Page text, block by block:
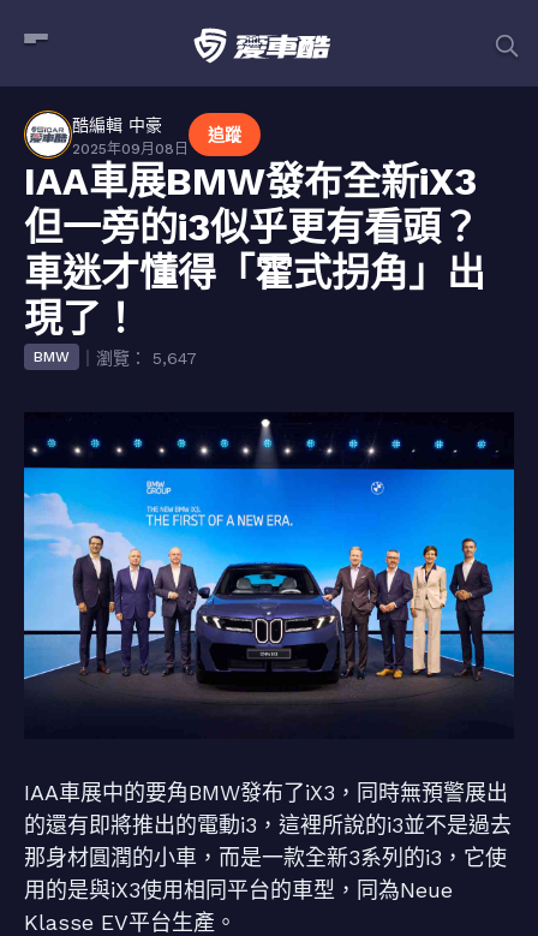
酷編輯 中豪
2025年09月08日
追蹤
IAA車展BMW發布全新iX3
但一旁的i3似乎更有看頭？
車迷才懂得「霍式拐角」出
現了！
BMW ｜瀏覽： 5,647
IAA車展中的要角BMW發布了iX3，同時無預警展出
的還有即將推出的電動i3，這裡所說的i3並不是過去
那身材圓潤的小車，而是一款全新3系列的i3，它使
用的是與iX3使用相同平台的車型，同為Neue
Klasse EV平台生產。